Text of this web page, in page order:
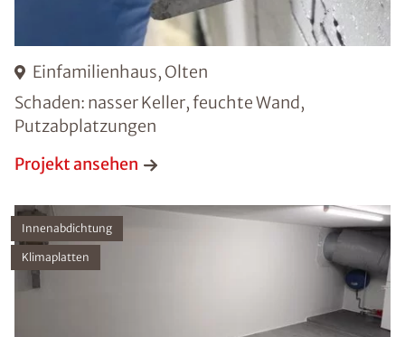
Einfamilienhaus, Olten
Schaden: nasser Keller, feuchte Wand,
Putzabplatzungen
Projekt ansehen
Innenabdichtung
Klimaplatten